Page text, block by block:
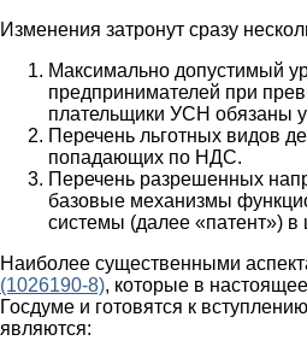
Изменения затронут сразу
Максимально допустимый
предпринимателей при
плательщики УСН обязаны
Перечень льготных видов
попадающих по НДС.
Перечень разрешенных
базовые механизмы
системы (далее «патент») в
Наиболее существенными
(1026190-8), которые в
Госдуме и готовятся к
являются: